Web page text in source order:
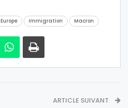
Europe Immigration Macron
ARTICLE SUIVANT